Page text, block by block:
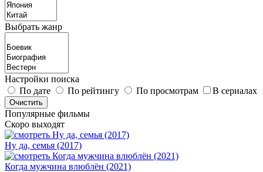
Выбрать жанр
Настройки поиска
По дате
По рейтингу По просмотрам В сериалах
Популярные фильмы
Скоро выходят
Ну да, семья (2017)
Когда мужчина влюблён (2021)